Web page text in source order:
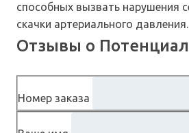
способных вызвать нарушения
скачки артериального давления.
Отзывы о
Номер заказа